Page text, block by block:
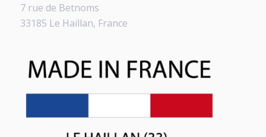
7 rue de Betnoms
33185 Le Haillan, France